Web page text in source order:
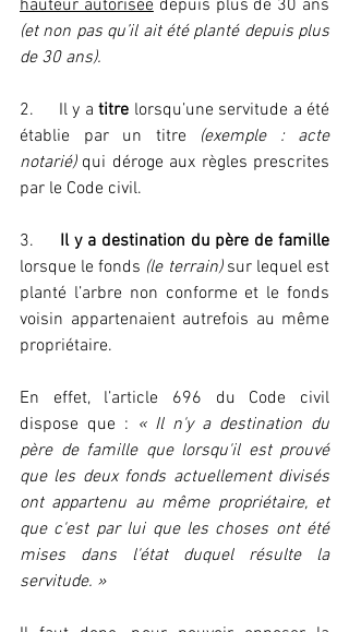
hauteur autorisée
(et non pas qu’il ait été planté depuis plus
de 30 ans).
2.     Il y a titre lorsqu’une servitude a été
établie par un titre (exemple : acte
notarié) qui déroge aux règles prescrites
par le Code civil.
3. Il y a destination du père de famille
lorsque le fonds (le terrain) sur lequel est
planté l’arbre non conforme et le fonds
voisin appartenaient autrefois au même
propriétaire.
En effet, l’article 696 du Code civil
dispose que : « Il n'y a destination du
père de famille que lorsqu'il est prouvé
que les deux fonds actuellement divisés
ont appartenu au même propriétaire, et
que c'est par lui que les choses ont été
mises dans l'état duquel résulte la
servitude. »